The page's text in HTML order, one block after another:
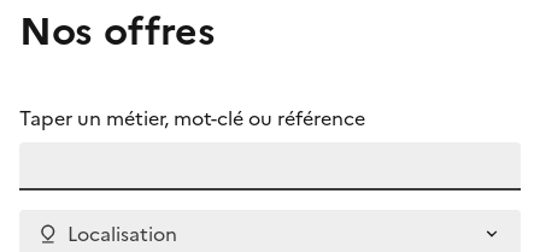
Nos offres
Taper un métier, mot-clé ou référence
Localisation